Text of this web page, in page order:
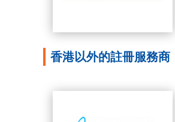
香港以外的註冊服務商